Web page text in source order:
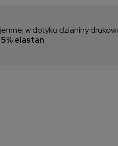
w dotyku dzianiny
5% elastan